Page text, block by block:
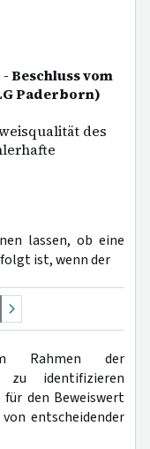
- Beschluss vom
Paderborn)
des
lassen, ob eine
ist, wenn der
Rahmen der
zu identifizieren
den Beweiswert
entscheidender